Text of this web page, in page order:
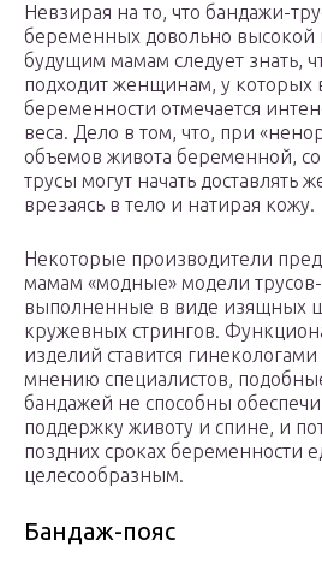
Невзирая на то, что бандажи-
беременных довольно высокой
будущим мамам следует знать,
подходит женщинам, у которых
беременности отмечается
веса. Дело в том, что, при
объемов живота беременной,
трусы могут начать
врезаясь в тело и натирая кожу.
Некоторые производители
мамам «модные» модели
выполненные в виде изящных
кружевных стрингов.
изделий ставится
мнению специалистов,
бандажей не способны
поддержку животу и спине, и
поздних сроках беременности
целесообразным.
Бандаж-пояс